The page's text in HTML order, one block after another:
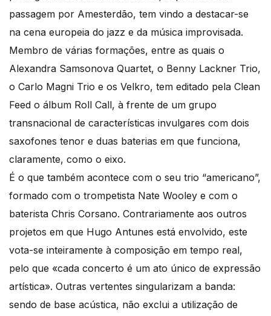
passagem por Amesterdão, tem vindo a destacar-se
na cena europeia do jazz e da música improvisada.
Membro de várias formações, entre as quais o
Alexandra Samsonova Quartet, o Benny Lackner Trio,
o Carlo Magni Trio e os Velkro, tem editado pela Clean
Feed o álbum Roll Call, à frente de um grupo
transnacional de características invulgares com dois
saxofones tenor e duas baterias em que funciona,
claramente, como o eixo.
É o que também acontece com o seu trio “americano”,
formado com o trompetista Nate Wooley e com o
baterista Chris Corsano. Contrariamente aos outros
projetos em que Hugo Antunes está envolvido, este
vota-se inteiramente à composição em tempo real,
pelo que «cada concerto é um ato único de expressão
artística». Outras vertentes singularizam a banda:
sendo de base acústica, não exclui a utilização de